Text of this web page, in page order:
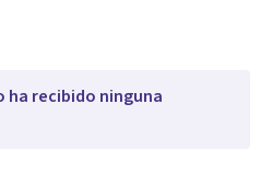
ha recibido ninguna